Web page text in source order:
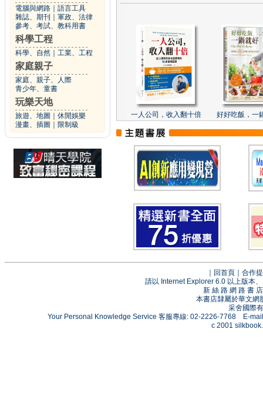
電腦與網路
語言工具
雜誌、期刊
軍政、法律
參考、考試、教科用書
科學工程
科學、自然 工業、工程
家庭親子
家庭、親子、人際
青少年、童書
玩樂天地
旅遊、地圖
休閒娛樂
漫畫、插圖
限制級
一人公司，收入翻十倍 好好吃飯，一
回首頁
合作
請以 Internet Explorer 6.0 以上版本
新 絲 路 網 路 書
本書店隸屬於華文網
采舍國際
Your Personal Knowledge Service 客服專線: 02-2226-7768 E-
c 2001